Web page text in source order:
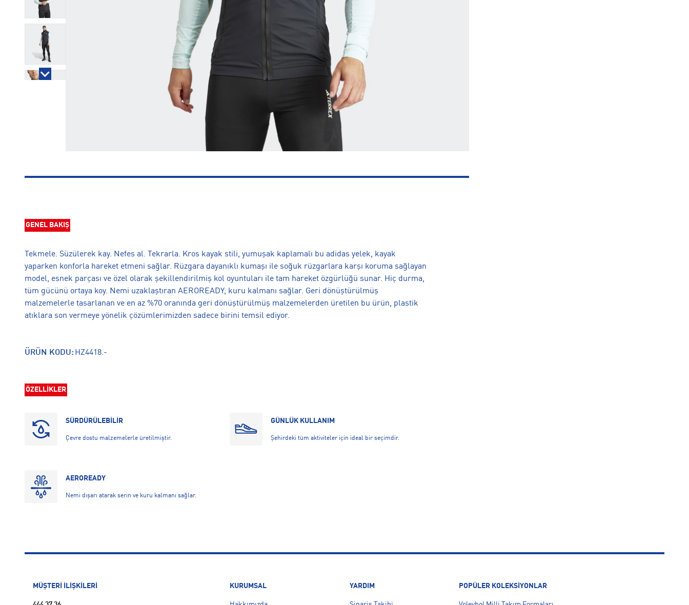
GENEL BAKIŞ
Tekmele. Süzülerek kay. Nefes al. Tekrarla. Kros kayak stili, yumuşak kaplamalı bu adidas yelek, kayak
yaparken konforla hareket etmeni sağlar. Rüzgara dayanıklı kumaşı ile soğuk rüzgarlara karşı koruma sağlayan
model, esnek parçası ve özel olarak şekillendirilmiş kol oyuntuları ile tam hareket özgürlüğü sunar. Hiç durma,
tüm gücünü ortaya koy. Nemi uzaklaştıran AEROREADY, kuru kalmanı sağlar. Geri dönüştürülmüş
malzemelerle tasarlanan ve en az %70 oranında geri dönüştürülmüş malzemelerden üretilen bu ürün, plastik
atıklara son vermeye yönelik çözümlerimizden sadece birini temsil ediyor.
ÜRÜN KODU: HZ4418.-
ÖZELLİKLER
SÜRDÜRÜLEBİLİR
Çevre dostu malzemelerle üretilmiştir.
GÜNLÜK KULLANIM
Şehirdeki tüm aktiviteler için ideal bir seçimdir.
AEROREADY
Nemi dışarı atarak serin ve kuru kalmanı sağlar.
MÜŞTERİ İLİŞKİLERİ KURUMSAL YARDIM POPÜLER KOLEKSİYONLAR